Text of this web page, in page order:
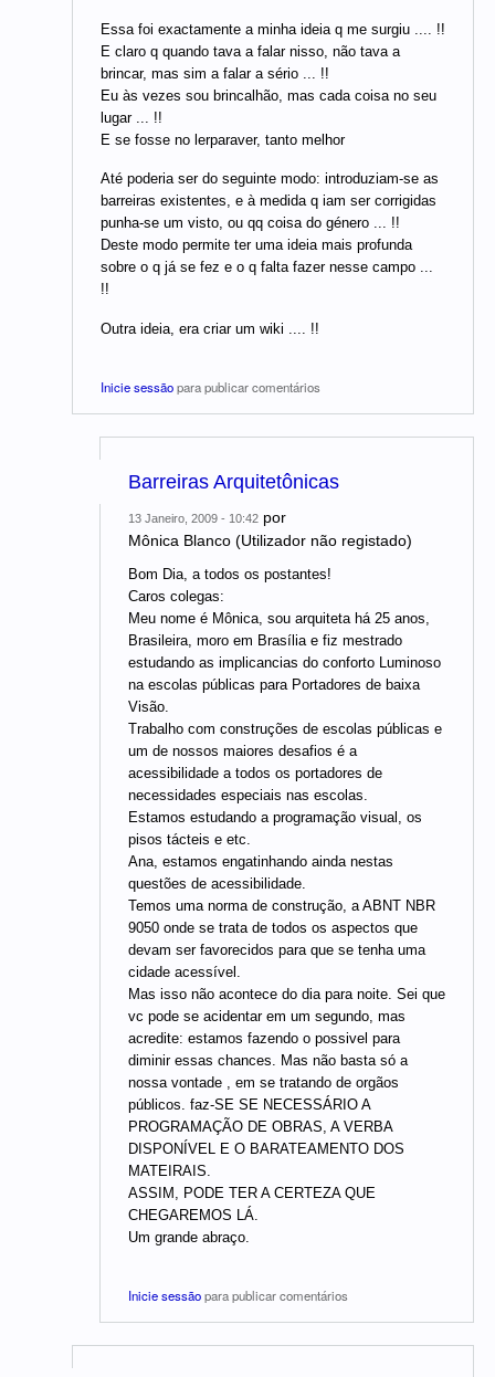
Essa foi exactamente a minha ideia q me surgiu .... !!
E claro q quando tava a falar nisso, não tava a
brincar, mas sim a falar a sério ... !!
Eu às vezes sou brincalhão, mas cada coisa no seu
lugar ... !!
E se fosse no lerparaver, tanto melhor
Até poderia ser do seguinte modo: introduziam-se as
barreiras existentes, e à medida q iam ser corrigidas
punha-se um visto, ou qq coisa do género ... !!
Deste modo permite ter uma ideia mais profunda
sobre o q já se fez e o q falta fazer nesse campo ...
!!
Outra ideia, era criar um wiki .... !!
Inicie sessãopara publicar comentários
Barreiras Arquitetônicas
13 Janeiro, 2009 - 10:42 por
Mônica Blanco (Utilizador não registado)
Bom Dia, a todos os postantes!
Caros colegas:
Meu nome é Mônica, sou arquiteta há 25 anos,
Brasileira, moro em Brasília e fiz mestrado
estudando as implicancias do conforto Luminoso
na escolas públicas para Portadores de baixa
Visão.
Trabalho com construções de escolas públicas e
um de nossos maiores desafios é a
acessibilidade a todos os portadores de
necessidades especiais nas escolas.
Estamos estudando a programação visual, os
pisos tácteis e etc.
Ana, estamos engatinhando ainda nestas
questões de acessibilidade.
Temos uma norma de construção, a ABNT NBR
9050 onde se trata de todos os aspectos que
devam ser favorecidos para que se tenha uma
cidade acessível.
Mas isso não acontece do dia para noite. Sei que
vc pode se acidentar em um segundo, mas
acredite: estamos fazendo o possivel para
diminir essas chances. Mas não basta só a
nossa vontade , em se tratando de orgãos
públicos. faz-SE SE NECESSÁRIO A
PROGRAMAÇÃO DE OBRAS, A VERBA
DISPONÍVEL E O BARATEAMENTO DOS
MATEIRAIS.
ASSIM, PODE TER A CERTEZA QUE
CHEGAREMOS LÁ.
Um grande abraço.
Inicie sessãopara publicar comentários